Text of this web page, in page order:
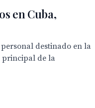
en Cuba,
destinado en la
principal de la